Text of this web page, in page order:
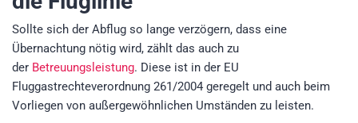
Sollte sich der Abflug so lange verzögern, dass eine
Übernachtung nötig wird, zählt das auch zu
der Betreuungsleistung. Diese ist in der EU
Fluggastrechteverordnung 261/2004 geregelt und auch beim
Vorliegen von außergewöhnlichen Umständen zu leisten.